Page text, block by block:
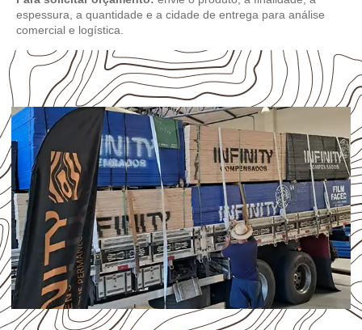
espessura, a quantidade e a cidade de entrega para análise
comercial e logística.